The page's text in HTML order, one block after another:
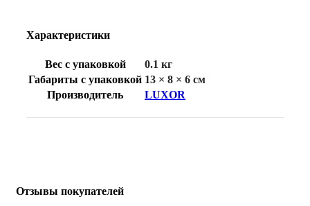
Характеристики
Вес с упаковкой
0.1 кг
Габариты с упаковкой 13 × 8 × 6 см
Производитель
LUXOR
Отзывы покупателей